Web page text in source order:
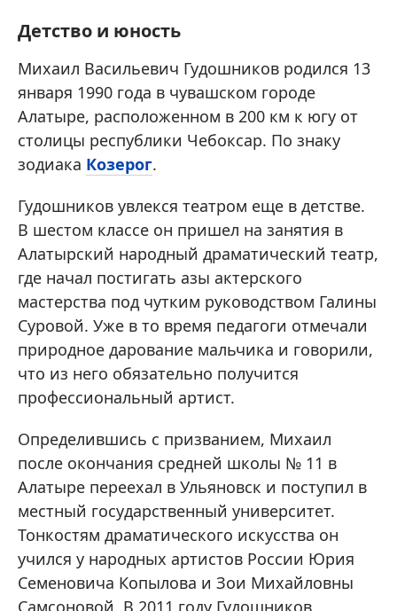
Детство и юность
Михаил Васильевич Гудошников родился 13
января 1990 года в чувашском городе
Алатыре, расположенном в 200 км к югу от
столицы республики Чебоксар. По знаку
зодиака Козерог.
Гудошников увлекся театром еще в детстве.
В шестом классе он пришел на занятия в
Алатырский народный драматический театр,
где начал постигать азы актерского
мастерства под чутким руководством Галины
Суровой. Уже в то время педагоги отмечали
природное дарование мальчика и говорили,
что из него обязательно получится
профессиональный артист.
Определившись с призванием, Михаил
после окончания средней школы № 11 в
Алатыре переехал в Ульяновск и поступил в
местный государственный университет.
Тонкостям драматического искусства он
учился у народных артистов России Юрия
Семеновича Копылова и Зои Михайловны
Самсоновой. В 2011 году Гудошников